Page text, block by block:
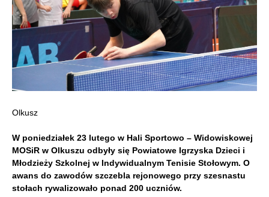
Olkusz
W poniedziałek 23 lutego w Hali Sportowo – Widowiskowej
MOSiR w Olkuszu odbyły się Powiatowe Igrzyska Dzieci i
Młodzieży Szkolnej w Indywidualnym Tenisie Stołowym. O
awans do zawodów szczebla rejonowego przy szesnastu
stołach rywalizowało ponad 200 uczniów.